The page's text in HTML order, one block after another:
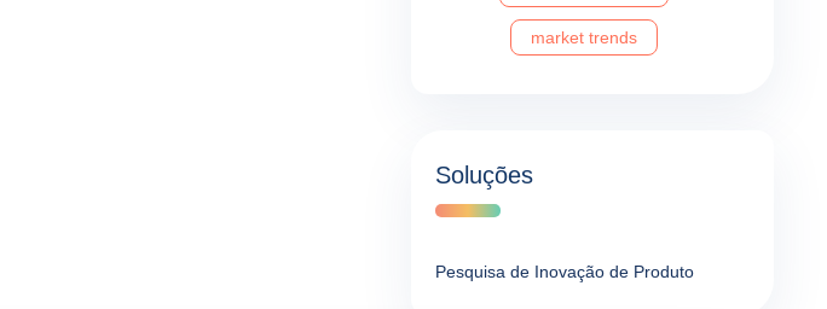
market trends
Soluções
Pesquisa de Inovação de Produto